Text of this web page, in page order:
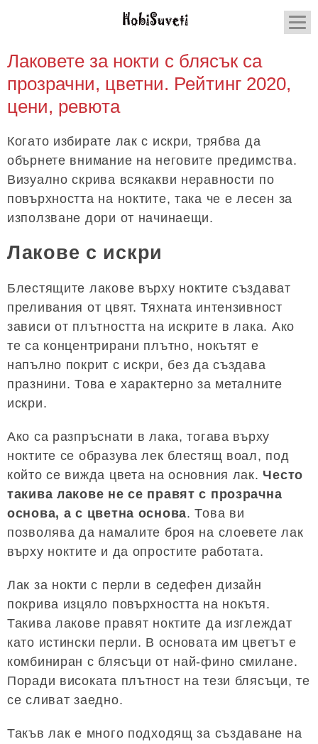
Лаковете за нокти с блясък са
прозрачни, цветни. Рейтинг 2020,
цени, ревюта
Когато избирате лак с искри, трябва да
обърнете внимание на неговите предимства.
Визуално скрива всякакви неравности по
повърхността на ноктите, така че е лесен за
използване дори от начинаещи.
Лакове с искри
Блестящите лакове върху ноктите създават
преливания от цвят. Тяхната интензивност
зависи от плътността на искрите в лака. Ако
те са концентрирани плътно, нокътят е
напълно покрит с искри, без да създава
празнини. Това е характерно за металните
искри.
Ако са разпръснати в лака, тогава върху
ноктите се образува лек блестящ воал, под
който се вижда цвета на основния лак. Често
такива лакове не се правят с прозрачна
основа, а с цветна основа. Това ви
позволява да намалите броя на слоевете лак
върху ноктите и да опростите работата.
Лак за нокти с перли в седефен дизайн
покрива изцяло повърхността на нокътя.
Такива лакове правят ноктите да изглеждат
като истински перли. В основата им цветът е
комбиниран с блясъци от най-фино смилане.
Поради високата плътност на тези блясъци, те
се сливат заедно.
Такъв лак е много подходящ за създаване на